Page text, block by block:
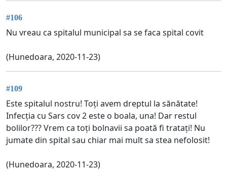
#106
Nu vreau ca spitalul municipal sa se faca spital covit
(Hunedoara, 2020-11-23)
#109
Este spitalul nostru! Toți avem dreptul la sănătate!
Infecția cu Sars cov 2 este o boala, una! Dar restul
bolilor??? Vrem ca toți bolnavii sa poată fi tratați! Nu
jumate din spital sau chiar mai mult sa stea nefolosit!
(Hunedoara, 2020-11-23)